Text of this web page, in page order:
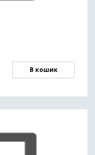
В кошик